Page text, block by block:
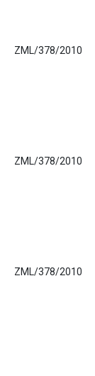
ZML/378/2010
ZML/378/2010
ZML/378/2010